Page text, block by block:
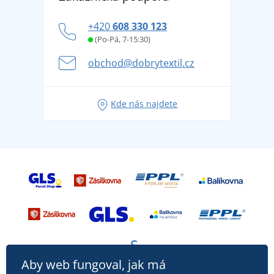
Věrnostní program BONTIS +
Letní dobrodružství začíná balením aneb připravte
se na dovolenou bez starostí
Tipy na svěží outfity pro pohodové léto
+420608 330 123
(Po-Pá, 7-15:30)
obchod@dobrytextil.cz
Kde nás najdete
Aby web fungoval, jak má